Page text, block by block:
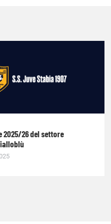
2025/26 del settore